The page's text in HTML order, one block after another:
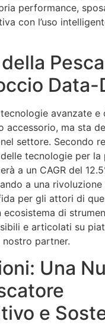
performance,
con l’uso
Data-
tecnologie avanzate
accessorio, ma sta
settore. Secondo
tecnologie per la
a un CAGR del
a una
per gli attori di
ecosistema di
e articolati su
partner.
Una
e